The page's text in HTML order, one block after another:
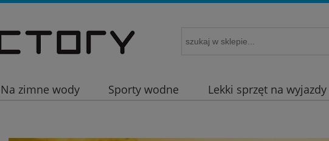
Na zimne wody Sporty wodne Lekki sprzęt na wyjazdy